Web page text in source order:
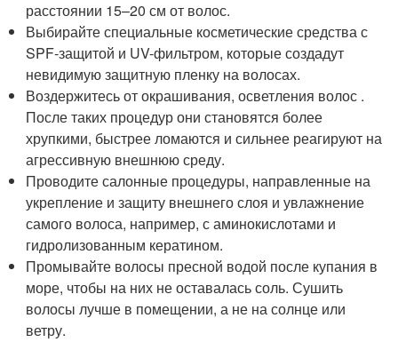
расстоянии 15–20 см от волос.
Выбирайте специальные косметические средства с
SPF-защитой и UV-фильтром, которые создадут
невидимую защитную пленку на волосах.
Воздержитесь от окрашивания, осветления волос .
После таких процедур они становятся более
хрупкими, быстрее ломаются и сильнее реагируют на
агрессивную внешнюю среду.
Проводите салонные процедуры, направленные на
укрепление и защиту внешнего слоя и увлажнение
самого волоса, например, с аминокислотами и
гидролизованным кератином.
Промывайте волосы пресной водой после купания в
море, чтобы на них не оставалась соль. Сушить
волосы лучше в помещении, а не на солнце или
ветру.